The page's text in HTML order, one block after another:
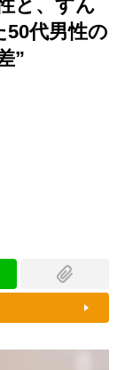
と、すん
代男性の
”